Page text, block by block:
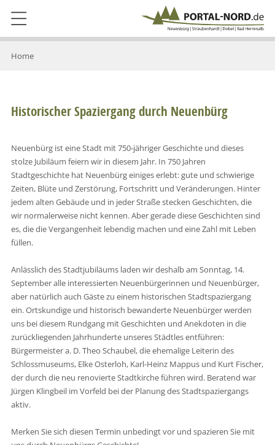
Home
Historischer Spaziergang durch Neuenbürg
Neuenbürg ist eine Stadt mit 750-jähriger Geschichte und dieses
stolze Jubiläum feiern wir in diesem Jahr. In 750 Jahren
Stadtgeschichte hat Neuenbürg einiges erlebt: gute und schwierige
Zeiten, Blüte und Zerstörung, Fortschritt und Veränderungen. Hinter
jedem alten Gebäude und in jeder Straße stecken Geschichten, die
wir normalerweise nicht kennen. Aber gerade diese Geschichten sind
es, die die Vergangenheit lebendig machen und eine Zahl mit Leben
füllen.
Anlässlich des Stadtjubiläums laden wir deshalb am Sonntag, 14.
September alle interessierten Neuenbürgerinnen und Neuenbürger,
aber natürlich auch Gäste zu einem historischen Stadtspaziergang
ein. Ortskundige und historisch bewanderte Neuenbürger werden
uns bei diesem Rundgang mit Geschichten und Anekdoten in die
zurückliegenden Jahrhunderte unseres Städtles entführen:
Bürgermeister a. D. Theo Schaubel, die ehemalige Leiterin des
Schlossmuseums, Elke Osterloh, Karl-Heinz Mappus und Kurt Fischer,
der durch die neu renovierte Stadtkirche führen wird. Beratend war
Jürgen Klingbeil im Vorfeld bei der Planung des Stadtspaziergangs
aktiv.
Merken Sie sich diesen Termin unbedingt vor und spazieren Sie mit